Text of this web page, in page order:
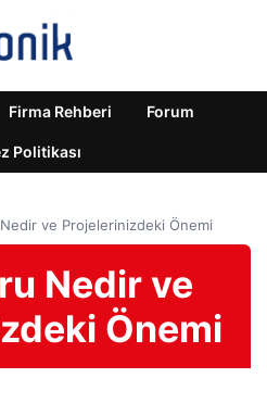
Firma Rehberi Forum
Politikası
ve Projelerinizdeki Önemi
Nedir ve
Önemi